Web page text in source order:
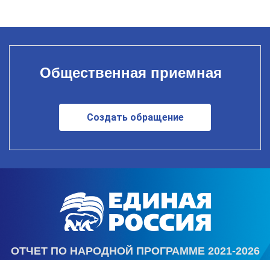
Общественная приемная
Создать обращение
ОТЧЕТ ПО НАРОДНОЙ ПРОГРАММЕ 2021-2026